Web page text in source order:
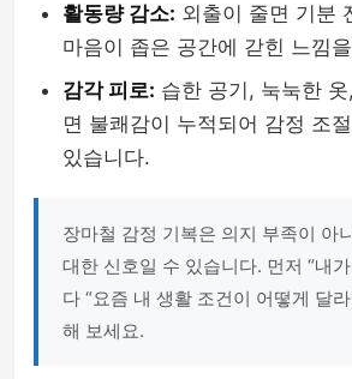
활동량 감소: 외출이 줄면 기분
마음이 좁은 공간에 갇힌 느낌
감각 피로: 습한 공기, 눅눅한
면 불쾌감이 누적되어 감정 조
있습니다.
장마철 감정 기복은 의지 부족이 아
대한 신호일 수 있습니다. 먼저 “내
다 “요즘 내 생활 조건이 어떻게 달
해 보세요.